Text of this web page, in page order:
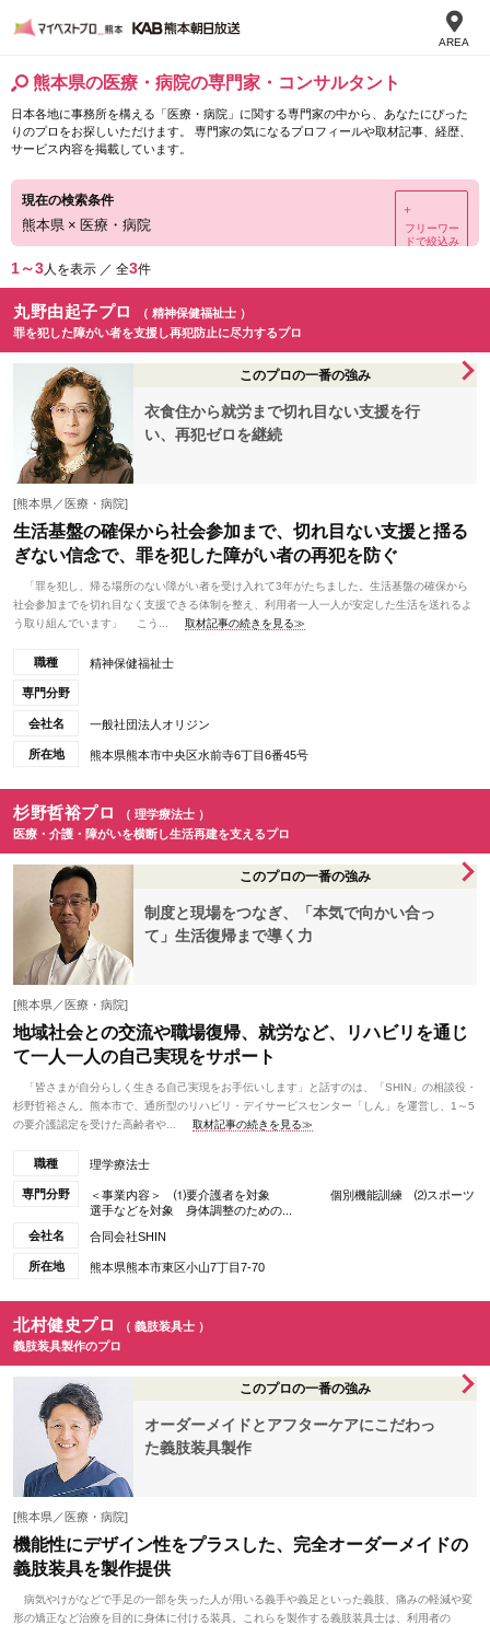
AREA
熊本県の医療・病院の専門家・コンサルタント
日本各地に事務所を構える「医療・病院」に関する専門家の中から、あなたにぴった
りのプロをお探しいただけます。 専門家の気になるプロフィールや取材記事、経歴、
サービス内容を掲載しています。
現在の検索条件
熊本県 × 医療・病院
＋
フリーワー
ドで絞込み
1～3人を表示 ／ 全3件
丸野由起子プロ
（ 精神保健福祉士 ）
罪を犯した障がい者を支援し再犯防止に尽力するプロ
このプロの一番の強み
衣食住から就労まで切れ目ない支援を行
い、再犯ゼロを継続
[熊本県／医療・病院]
生活基盤の確保から社会参加まで、切れ目ない支援と揺る
ぎない信念で、罪を犯した障がい者の再犯を防ぐ
「罪を犯し、帰る場所のない障がい者を受け入れて3年がたちました。生活基盤の確保から
社会参加までを切れ目なく支援できる体制を整え、利用者一人一人が安定した生活を送れるよ
う取り組んでいます」 こう...
取材記事の続きを見る≫
職種 精神保健福祉士
専門分野
会社名 一般社団法人オリジン
所在地 熊本県熊本市中央区水前寺6丁目6番45号
杉野哲裕プロ
（ 理学療法士 ）
医療・介護・障がいを横断し生活再建を支えるプロ
このプロの一番の強み
制度と現場をつなぎ、「本気で向かい合っ
て」生活復帰まで導く力
[熊本県／医療・病院]
地域社会との交流や職場復帰、就労など、リハビリを通じ
て一人一人の自己実現をサポート
「皆さまが自分らしく生きる自己実現をお手伝いします」と話すのは、「SHIN」の相談役・
杉野哲裕さん。熊本市で、通所型のリハビリ・デイサービスセンター「しん」を運営し、1～5
の要介護認定を受けた高齢者や...
取材記事の続きを見る≫
職種 理学療法士
専門分野
＜事業内容＞ ⑴要介護者を対象 個別機能訓練 ⑵スポーツ
選手などを対象 身体調整のための...
会社名
合同会社SHIN
所在地 熊本県熊本市東区小山7丁目7-70
北村健史プロ
（ 義肢装具士 ）
義肢装具製作のプロ
このプロの一番の強み
オーダーメイドとアフターケアにこだわっ
た義肢装具製作
[熊本県／医療・病院]
機能性にデザイン性をプラスした、完全オーダーメイドの
義肢装具を製作提供
病気やけがなどで手足の一部を失った人が用いる義手や義足といった義肢、痛みの軽減や変
形の矯正など治療を目的に身体に付ける装具。これらを製作する義肢装具士は、利用者の